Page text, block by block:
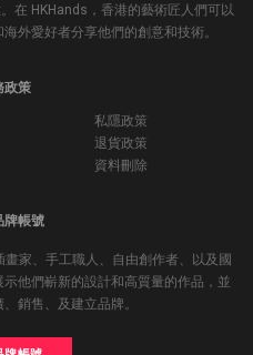
在 HKHands，香港的藝術匠人們可以
外愛好者分享他們的創意和技術。
政策
私隱政策
退貨政策
資料刪除
牌帳號
家、手工職人、自由創作者、以及國
他們嶄新的設計和高質量的作品，並
銷售、及建立品牌。